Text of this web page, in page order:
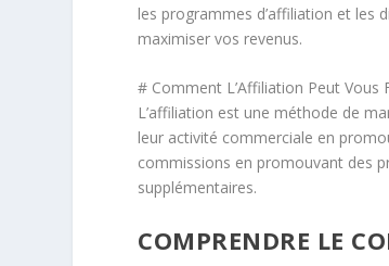
les programmes d’affiliation et les
maximiser vos revenus.
# Comment L’Affiliation Peut Vous
L’affiliation est une méthode de
leur activité commerciale en
commissions en promouvant des
supplémentaires.
COMPRENDRE LE